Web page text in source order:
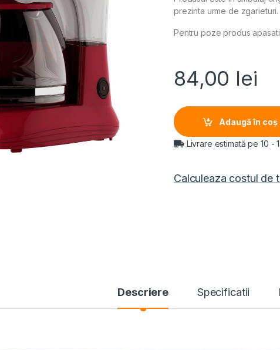
prezinta urme de zgarieturi.
Pentru poze produs
84,00 lei
Adaugă în coș
Livrare estimată pe 10 -
Calculeaza costul de
Descriere Specificatii